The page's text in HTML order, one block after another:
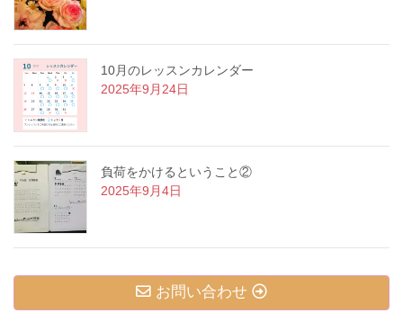
10月のレッスンカレンダー
2025年9月24日
負荷をかけるということ②
2025年9月4日
お問い合わせ